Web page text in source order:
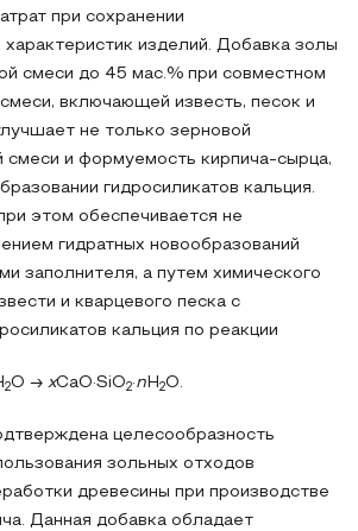
при сохранении
характеристик изделий. Добавка золы
смеси до 45 мас.% при совместном
включающей известь, песок и
не только зерновой
смеси и формуемость кирпича-сырца,
гидросиликатов кальция.
этом обеспечивается не
гидратных новообразований
заполнителя, а путем химического
и кварцевого песка с
кальция по реакции
2О → хCaO·SiO2·n Н 2О.
целесообразность
зольных отходов
древесины при производстве
Данная добавка обладает